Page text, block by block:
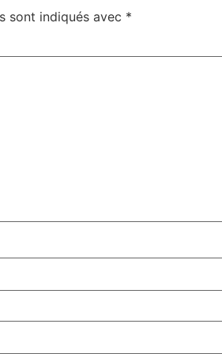
sont indiqués avec *